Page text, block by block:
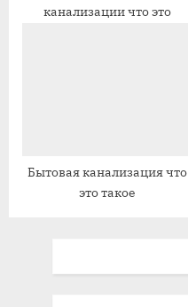
канализации что это
Бытовая канализация что
это такое